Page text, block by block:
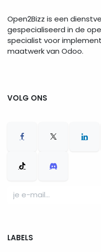
Open2Bizz is een
gespecialiseerd in de
specialist voor
maatwerk van Odoo.
VOLG ONS
LABELS